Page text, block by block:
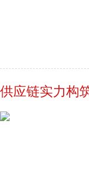
供应链实力构